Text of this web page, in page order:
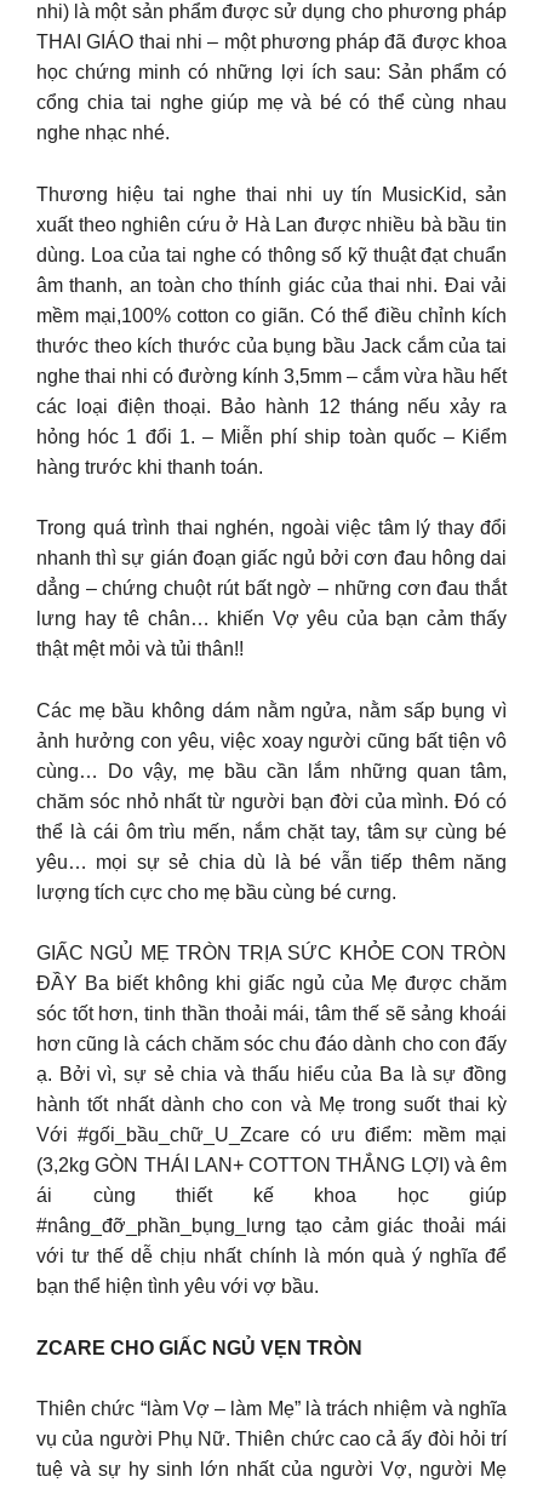
nhi) là một sản phẩm được sử dụng cho phương pháp
THAI GIÁO thai nhi – một phương pháp đã được khoa
học chứng minh có những lợi ích sau: Sản phẩm có
cổng chia tai nghe giúp mẹ và bé có thể cùng nhau
nghe nhạc nhé.
Thương hiệu tai nghe thai nhi uy tín MusicKid, sản
xuất theo nghiên cứu ở Hà Lan được nhiều bà bầu tin
dùng. Loa của tai nghe có thông số kỹ thuật đạt chuẩn
âm thanh, an toàn cho thính giác của thai nhi. Đai vải
mềm mại,100% cotton co giãn. Có thể điều chỉnh kích
thước theo kích thước của bụng bầu Jack cắm của tai
nghe thai nhi có đường kính 3,5mm – cắm vừa hầu hết
các loại điện thoại. Bảo hành 12 tháng nếu xảy ra
hỏng hóc 1 đổi 1. – Miễn phí ship toàn quốc – Kiểm
hàng trước khi thanh toán.
Trong quá trình thai nghén, ngoài việc tâm lý thay đổi
nhanh thì sự gián đoạn giấc ngủ bởi cơn đau hông dai
dẳng – chứng chuột rút bất ngờ – những cơn đau thắt
lưng hay tê chân… khiến Vợ yêu của bạn cảm thấy
thật mệt mỏi và tủi thân!!
Các mẹ bầu không dám nằm ngửa, nằm sấp bụng vì
ảnh hưởng con yêu, việc xoay người cũng bất tiện vô
cùng… Do vậy, mẹ bầu cần lắm những quan tâm,
chăm sóc nhỏ nhất từ người bạn đời của mình. Đó có
thể là cái ôm trìu mến, nắm chặt tay, tâm sự cùng bé
yêu… mọi sự sẻ chia dù là bé vẫn tiếp thêm năng
lượng tích cực cho mẹ bầu cùng bé cưng.
GIẤC NGỦ MẸ TRÒN TRỊA SỨC KHỎE CON TRÒN
ĐẦY Ba biết không khi giấc ngủ của Mẹ được chăm
sóc tốt hơn, tinh thần thoải mái, tâm thế sẽ sảng khoái
hơn cũng là cách chăm sóc chu đáo dành cho con đấy
ạ. Bởi vì, sự sẻ chia và thấu hiểu của Ba là sự đồng
hành tốt nhất dành cho con và Mẹ trong suốt thai kỳ
Với #gối_bầu_chữ_U_Zcare có ưu điểm: mềm mại
(3,2kg GÒN THÁI LAN+ COTTON THẮNG LỢI) và êm
ái cùng thiết kế khoa học giúp
#nâng_đỡ_phần_bụng_lưng tạo cảm giác thoải mái
với tư thế dễ chịu nhất chính là món quà ý nghĩa để
bạn thể hiện tình yêu với vợ bầu.
ZCARE CHO GIẤC NGỦ VẸN TRÒN
Thiên chức “làm Vợ – làm Mẹ” là trách nhiệm và nghĩa
vụ của người Phụ Nữ. Thiên chức cao cả ấy đòi hỏi trí
tuệ và sự hy sinh lớn nhất của người Vợ, người Mẹ